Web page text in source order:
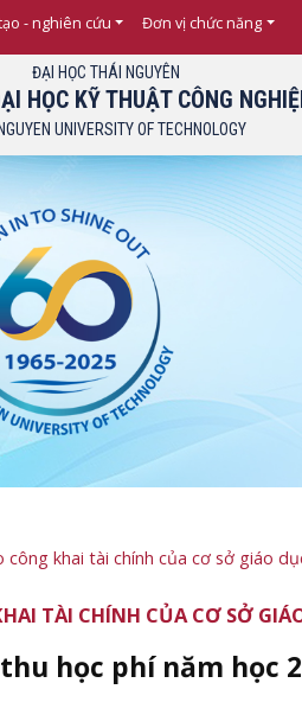
- nghiên cứu Đơn vị chức năng
xét tuyển đối với từng ngành
ĐẠI HỌC THÁI NGUYÊN
HỌC KỸ THUẬT CÔNG
UNIVERSITY OF TECHNOLOGY
công khai tài chính của cơ sở giáo
TÀI CHÍNH CỦA CƠ SỞ
học phí năm học